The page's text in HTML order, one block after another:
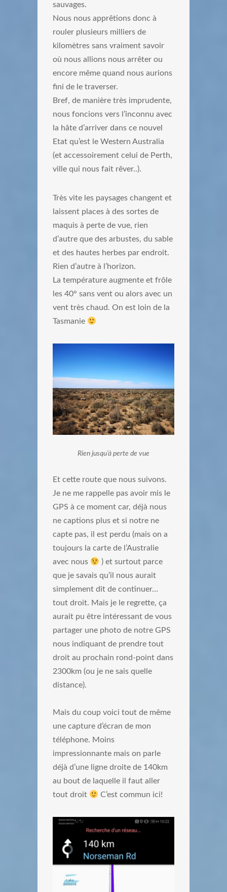
sauvages.
Nous nous apprêtions donc à
rouler plusieurs milliers de
kilomètres sans vraiment savoir
où nous allions nous arrêter ou
encore même quand nous aurions
fini de le traverser.
Bref, de manière très imprudente,
nous foncions vers l’inconnu avec
la hâte d’arriver dans ce nouvel
Etat qu’est le Western Australia
(et accessoirement celui de Perth,
ville qui nous fait rêver..).
Très vite les paysages changent et
laissent places à des sortes de
maquis à perte de vue, rien
d’autre que des arbustes, du sable
et des hautes herbes par endroit.
Rien d’autre à l’horizon.
La température augmente et frôle
les 40° sans vent ou alors avec un
vent très chaud. On est loin de la
Tasmanie
Rien jusqu’à perte de vue
Et cette route que nous suivons.
Je ne me rappelle pas avoir mis le
GPS à ce moment car, déjà nous
ne captions plus et si notre ne
capte pas, il est perdu (mais on a
toujours la carte de l’Australie
avec nous
) et surtout parce
que je savais qu’il nous aurait
simplement dit de continuer…
tout droit. Mais je le regrette, ça
aurait pu être intéressant de vous
partager une photo de notre GPS
nous indiquant de prendre tout
droit au prochain rond-point dans
2300km (ou je ne sais quelle
distance).
Mais du coup voici tout de même
une capture d’écran de mon
téléphone. Moins
impressionnante mais on parle
déjà d’une ligne droite de 140km
au bout de laquelle il faut aller
tout droit
C’est commun ici!